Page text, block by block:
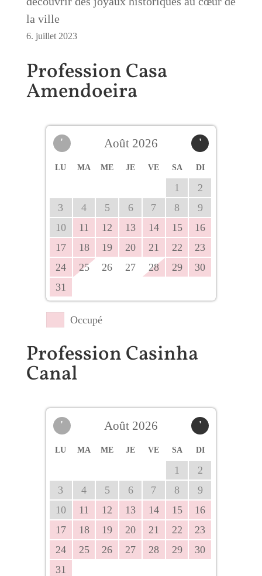
la ville
6. juillet 2023
Profession Casa
Amendoeira
' '
Août 2026
LU MA ME JE VE SA DI
1
2
3
4 5 6 7 8
9
10
11 12 13 14 15
16
17
18 19 20 21 22
23
24
25 26 27 28 29
30
31
Occupé
Profession Casinha
Canal
' '
Août 2026
LU MA ME JE VE SA DI
1
2
3
4 5 6 7 8
9
10
11 12 13 14 15
16
17
18 19 20 21 22
23
24
25 26 27 28 29
30
31